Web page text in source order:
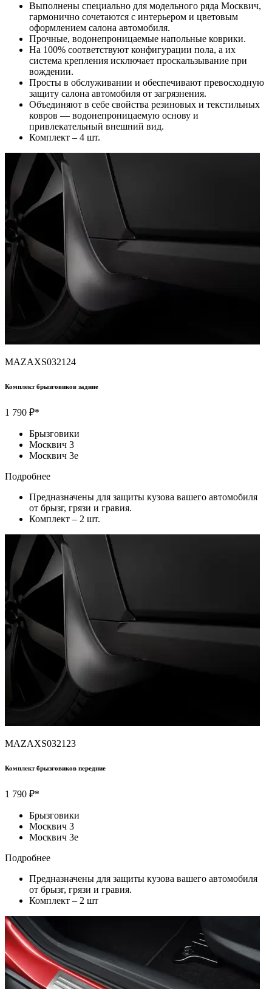
Выполнены специально для модельного ряда Москвич,
гармонично сочетаются с интерьером и цветовым
оформлением салона автомобиля.
Прочные, водонепроницаемые напольные коврики.
На 100% соответствуют конфигурации пола, а их
система крепления исключает проскальзывание при
вождении.
Просты в обслуживании и обеспечивают превосходную
защиту салона автомобиля от загрязнения.
Объединяют в себе свойства резиновых и текстильных
ковров — водонепроницаемую основу и
привлекательный внешний вид.
Комплект – 4 шт.
MAZAXS032124
Комплект брызговиков задние
1 790 ₽*
Брызговики
Москвич 3
Москвич 3e
Подробнее
Предназначены для защиты кузова вашего автомобиля
от брызг, грязи и гравия.
Комплект – 2 шт.
MAZAXS032123
Комплект брызговиков передние
1 790 ₽*
Брызговики
Москвич 3
Москвич 3e
Подробнее
Предназначены для защиты кузова вашего автомобиля
от брызг, грязи и гравия.
Комплект – 2 шт